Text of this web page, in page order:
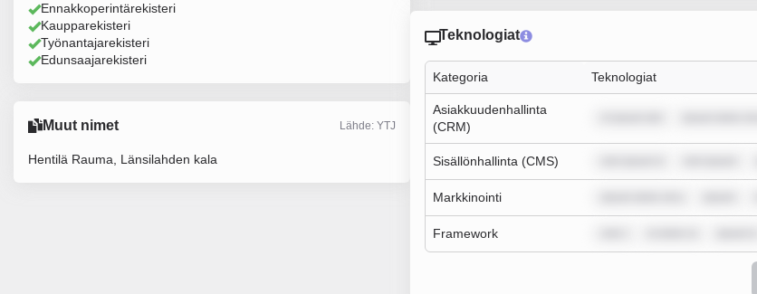
Ennakkoperintärekisteri
Kaupparekisteri
Työnantajarekisteri
Edunsaajarekisteri
Muut nimet Lähde: YTJ
Hentilä Rauma, Länsilahden kala
Teknologiat
Kategoria Teknologiat
Asiakkuudenhallinta
(CRM)
Sisällönhallinta (CMS)
Markkinointi
Framework